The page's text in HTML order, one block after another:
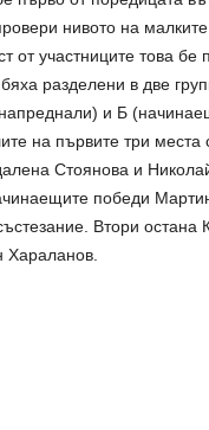
нивото на
от участниците това бе
разделени в две
и Б
на първите три места
Стоянова и
победи
Втори остана
Хараланов.